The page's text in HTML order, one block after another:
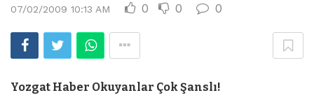
07/02/2009 10:13 AM 0 0 0
Yozgat Haber Okuyanlar Çok Şanslı!